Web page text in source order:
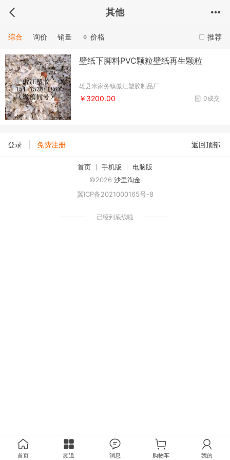
其他
推荐
综合 询价 销量 价格
壁纸下脚料PVC颗粒壁纸再生颗粒
雄县米家务镇傲江塑胶制品厂
0成交
￥3200.00
登录 免费注册 返回顶部
首页 手机版
电脑版
©2026 沙里淘金
冀ICP备2021000165号-8
已经到底线啦
首页 频道 消息 购物车 我的